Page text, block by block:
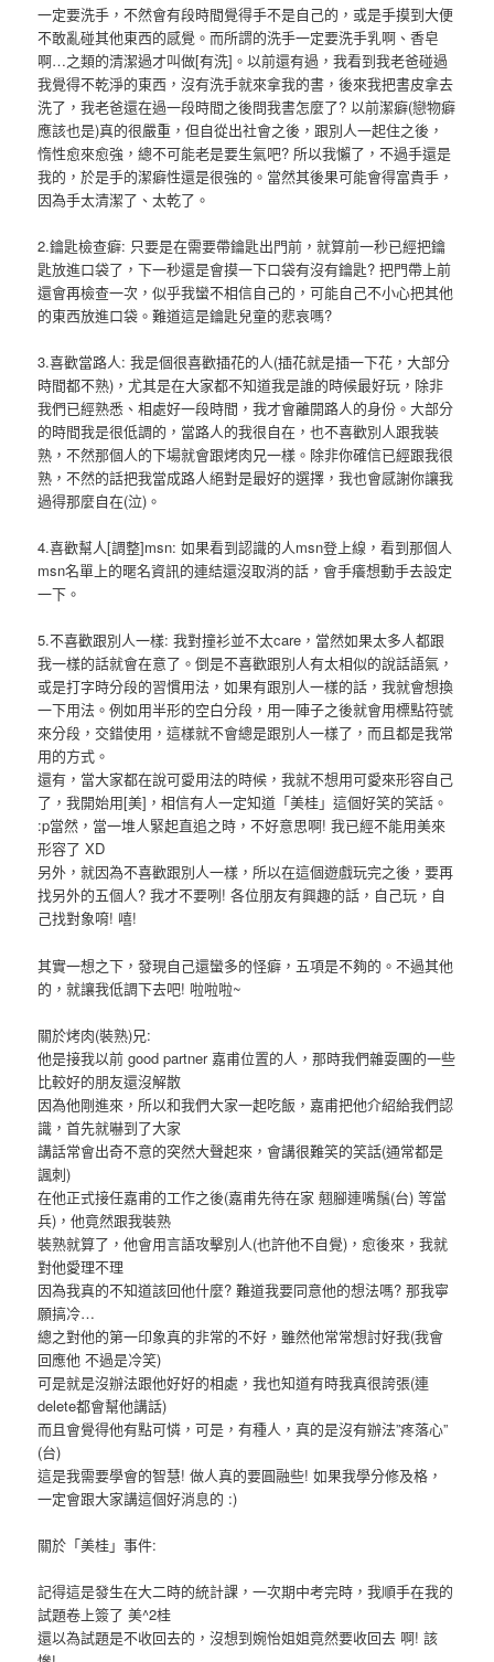
一定要洗手，不然會有段時間覺得手不是自己的，或是手摸到大便
不敢亂碰其他東西的感覺。而所謂的洗手一定要洗手乳啊、香皂
啊…之類的清潔過才叫做[有洗]。以前還有過，我看到我老爸碰過
我覺得不乾淨的東西，沒有洗手就來拿我的書，後來我把書皮拿去
洗了，我老爸還在過一段時間之後問我書怎麼了? 以前潔癖(戀物癖
應該也是)真的很嚴重，但自從出社會之後，跟別人一起住之後，
惰性愈來愈強，總不可能老是要生氣吧? 所以我懶了，不過手還是
我的，於是手的潔癖性還是很強的。當然其後果可能會得富貴手，
因為手太清潔了、太乾了。
2.鑰匙檢查癖: 只要是在需要帶鑰匙出門前，就算前一秒已經把鑰
匙放進口袋了，下一秒還是會摸一下口袋有沒有鑰匙? 把門帶上前
還會再檢查一次，似乎我蠻不相信自己的，可能自己不小心把其他
的東西放進口袋。難道這是鑰匙兒童的悲哀嗎?
3.喜歡當路人: 我是個很喜歡插花的人(插花就是插一下花，大部分
時間都不熟)，尤其是在大家都不知道我是誰的時候最好玩，除非
我們已經熟悉、相處好一段時間，我才會離開路人的身份。大部分
的時間我是很低調的，當路人的我很自在，也不喜歡別人跟我裝
熟，不然那個人的下場就會跟烤肉兄一樣。除非你確信已經跟我很
熟，不然的話把我當成路人絕對是最好的選擇，我也會感謝你讓我
過得那麼自在(泣)。
4.喜歡幫人[調整]msn: 如果看到認識的人msn登上線，看到那個人
msn名單上的暱名資訊的連結還沒取消的話，會手癢想動手去設定
一下。
5.不喜歡跟別人一樣: 我對撞衫並不太care，當然如果太多人都跟
我一樣的話就會在意了。倒是不喜歡跟別人有太相似的說話語氣，
或是打字時分段的習慣用法，如果有跟別人一樣的話，我就會想換
一下用法。例如用半形的空白分段，用一陣子之後就會用標點符號
來分段，交錯使用，這樣就不會總是跟別人一樣了，而且都是我常
用的方式。
還有，當大家都在說可愛用法的時候，我就不想用可愛來形容自己
了，我開始用[美]，相信有人一定知道「美桂」這個好笑的笑話。
:p當然，當一堆人緊起直追之時，不好意思啊! 我已經不能用美來
形容了 XD
另外，就因為不喜歡跟別人一樣，所以在這個遊戲玩完之後，要再
找另外的五個人? 我才不要咧! 各位朋友有興趣的話，自己玩，自
己找對象唷! 嘻!
其實一想之下，發現自己還蠻多的怪癖，五項是不夠的。不過其他
的，就讓我低調下去吧! 啦啦啦~
關於烤肉(裝熟)兄:
他是接我以前 good partner 嘉甫位置的人，那時我們雜耍團的一些
比較好的朋友還沒解散
因為他剛進來，所以和我們大家一起吃飯，嘉甫把他介紹給我們認
識，首先就嚇到了大家
講話常會出奇不意的突然大聲起來，會講很難笑的笑話(通常都是
諷刺)
在他正式接任嘉甫的工作之後(嘉甫先待在家 翹腳連嘴鬚(台) 等當
兵)，他竟然跟我裝熟
裝熟就算了，他會用言語攻擊別人(也許他不自覺)，愈後來，我就
對他愛理不理
因為我真的不知道該回他什麼? 難道我要同意他的想法嗎? 那我寧
願搞冷…
總之對他的第一印象真的非常的不好，雖然他常常想討好我(我會
回應他 不過是冷笑)
可是就是沒辦法跟他好好的相處，我也知道有時我真很誇張(連
delete都會幫他講話)
而且會覺得他有點可憐，可是，有種人，真的是沒有辦法”疼落心”
(台)
這是我需要學會的智慧! 做人真的要圓融些! 如果我學分修及格，
一定會跟大家講這個好消息的 :)
關於「美桂」事件:
記得這是發生在大二時的統計課，一次期中考完時，我順手在我的
試題卷上簽了 美^2桂
還以為試題是不收回去的，沒想到婉怡姐姐竟然要收回去 啊! 該